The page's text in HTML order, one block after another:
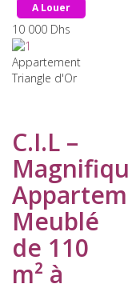
A Louer
10 000 Dhs
Appartement
Triangle d'Or
C.I.L –
Meublé
de 110
m² à